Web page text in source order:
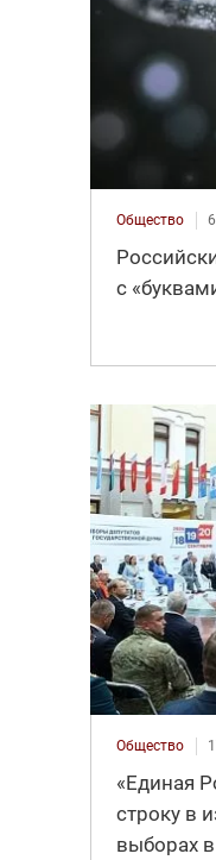
Общество
с
Общество
«Единая
строку в
выборах